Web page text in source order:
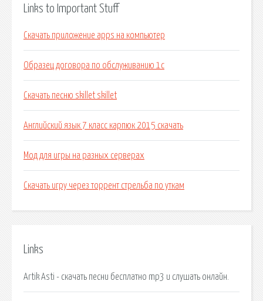
Links to Important Stuff
Скачать приложение apps на компьютер
Образец договора по обслуживанию 1с
Скачать песню skillet skillet
Английский язык 7 класс карпюк 2015 скачать
Мод для игры на разных серверах
Скачать игру через торрент стрельба по уткам
Links
Artik Asti - скачать песни бесплатно mp3 и слушать онлайн.